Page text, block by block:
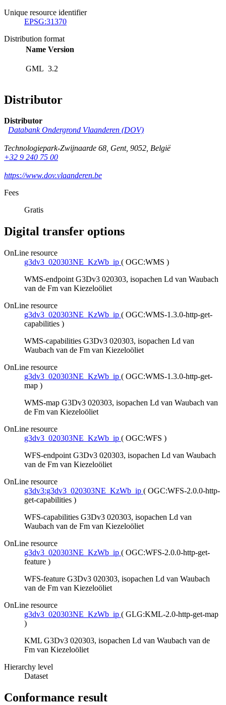
Unique resource identifier
EPSG:31370
Distribution format
Name Version
GML 3.2
Distributor
Distributor
Databank Ondergrond Vlaanderen (DOV)
Technologiepark-Zwijnaarde 68, Gent, 9052, België
+32 9 240 75 00
https://www.dov.vlaanderen.be
Fees
Gratis
Digital transfer options
OnLine resource
g3dv3_020303NE_KzWb_ip ( OGC:WMS )
WMS-endpoint G3Dv3 020303, isopachen Ld van Waubach
van de Fm van Kiezeloöliet
OnLine resource
g3dv3_020303NE_KzWb_ip ( OGC:WMS-1.3.0-http-get-
capabilities )
WMS-capabilities G3Dv3 020303, isopachen Ld van
Waubach van de Fm van Kiezeloöliet
OnLine resource
g3dv3_020303NE_KzWb_ip ( OGC:WMS-1.3.0-http-get-
map )
WMS-map G3Dv3 020303, isopachen Ld van Waubach van
de Fm van Kiezeloöliet
OnLine resource
g3dv3_020303NE_KzWb_ip ( OGC:WFS )
WFS-endpoint G3Dv3 020303, isopachen Ld van Waubach
van de Fm van Kiezeloöliet
OnLine resource
g3dv3:g3dv3_020303NE_KzWb_ip ( OGC:WFS-2.0.0-http-
get-capabilities )
WFS-capabilities G3Dv3 020303, isopachen Ld van
Waubach van de Fm van Kiezeloöliet
OnLine resource
g3dv3_020303NE_KzWb_ip ( OGC:WFS-2.0.0-http-get-
feature )
WFS-feature G3Dv3 020303, isopachen Ld van Waubach
van de Fm van Kiezeloöliet
OnLine resource
g3dv3_020303NE_KzWb_ip ( GLG:KML-2.0-http-get-map
)
KML G3Dv3 020303, isopachen Ld van Waubach van de
Fm van Kiezeloöliet
Hierarchy level
Dataset
Conformance result